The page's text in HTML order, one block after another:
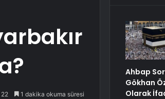
22 1 dakika okuma süresi
Ahbap
Gökhan
Olarak